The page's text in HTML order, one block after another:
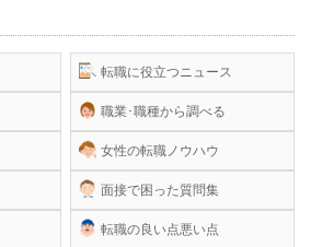
転職に役立つニュース
職業･職種から調べる
女性の転職ノウハウ
面接で困った質問集
転職の良い点悪い点